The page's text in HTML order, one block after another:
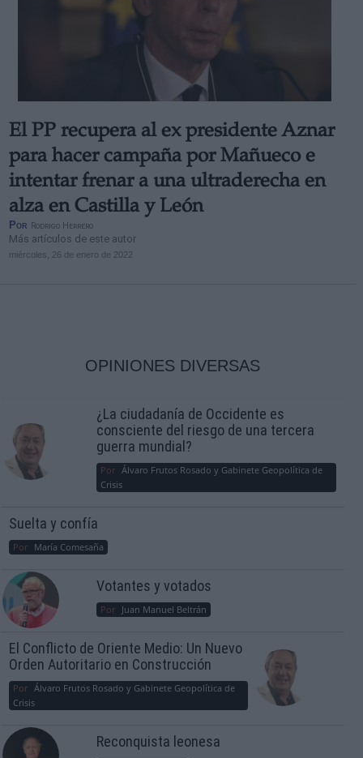
El PP recupera al ex presidente Aznar
para hacer campaña por Mañueco e
intentar frenar a una ultraderecha en
alza en Castilla y León
Por Rodrigo Herrero
Más artículos de este autor
miércoles, 26 de enero de 2022
OPINIONES DIVERSAS
¿La ciudadanía de Occidente es
consciente del riesgo de una tercera
guerra mundial?
Por Álvaro Frutos Rosado y Gabinete Geopolítica de
Crisis
Suelta y confía
Por María Comesaña
Votantes y votados
Por Juan Manuel Beltrán
El Conflicto de Oriente Medio: Un Nuevo
Orden Autoritario en Construcción
Por Álvaro Frutos Rosado y Gabinete Geopolítica de
Crisis
Reconquista leonesa